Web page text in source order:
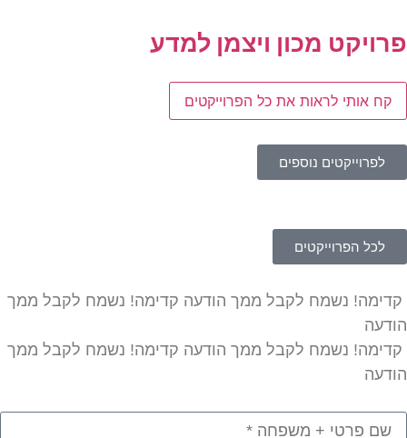
פרויקט מכון ויצמן למדע
קח אותי לראות את כל הפרוייקטים
לפרוייקטים נוספים
לכל הפרוייקטים
קדימה! נשמח לקבל ממך הודעה קדימה! נשמח לקבל ממך
הודעה
קדימה! נשמח לקבל ממך הודעה קדימה! נשמח לקבל ממך
הודעה